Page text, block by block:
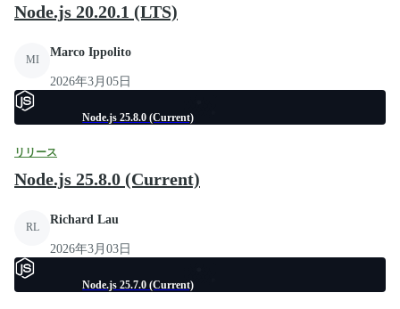
Node.js 20.20.1 (LTS)
MI
Marco Ippolito
2026年3月05日
Node.js 25.8.0 (Current)
リリース
Node.js 25.8.0 (Current)
RL
Richard Lau
2026年3月03日
Node.js 25.7.0 (Current)